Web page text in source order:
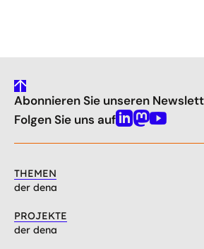
gehe
nach
oben
Abonnieren Sie unseren
Folgen Sie uns aufLinkedin
Mastodon
Youtube
THEMEN
der dena
PROJEKTE
der dena